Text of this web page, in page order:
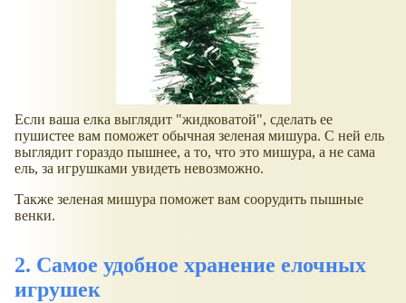
Если ваша елка выглядит "жидковатой", сделать ее
пушистее вам поможет обычная зеленая мишура. С ней ель
выглядит гораздо пышнее, а то, что это мишура, а не сама
ель, за игрушками увидеть невозможно.
Также зеленая мишура поможет вам соорудить пышные
венки.
2. Самое удобное хранение елочных
игрушек